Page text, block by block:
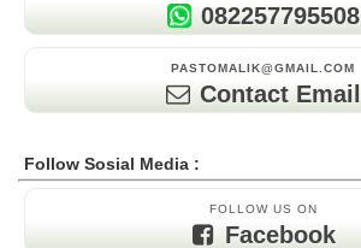
082257795508
PASTOMALIK@GMAIL.COM
Contact Email
Follow Sosial Media :
FOLLOW US ON
Facebook